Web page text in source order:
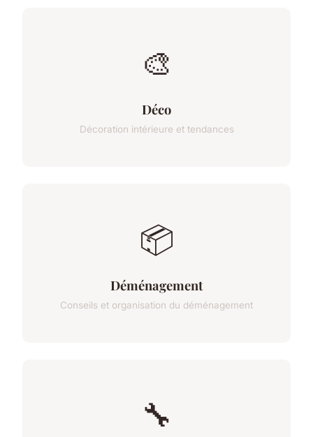
🎨
Déco
Décoration intérieure et tendances
📦
Déménagement
Conseils et organisation du déménagement
🔧